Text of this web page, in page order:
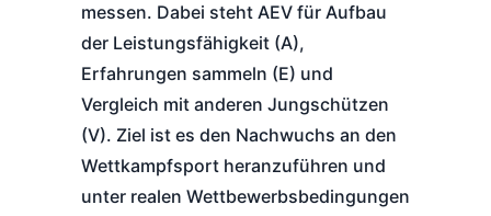
messen. Dabei steht AEV für Aufbau
der Leistungsfähigkeit (A),
Erfahrungen sammeln (E) und
Vergleich mit anderen Jungschützen
(V). Ziel ist es den Nachwuchs an den
Wettkampfsport heranzuführen und
unter realen Wettbewerbsbedingungen